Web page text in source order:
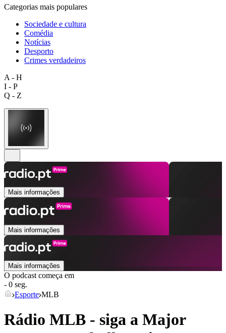
Categorias mais populares
Sociedade e cultura
Comédia
Notícias
Desporto
Crimes verdadeiros
A - H
I - P
Q - Z
Mais informações
Mais informações
Mais informações
O podcast começa em
- 0 seg.
Esporte MLB
Rádio MLB - siga a Major